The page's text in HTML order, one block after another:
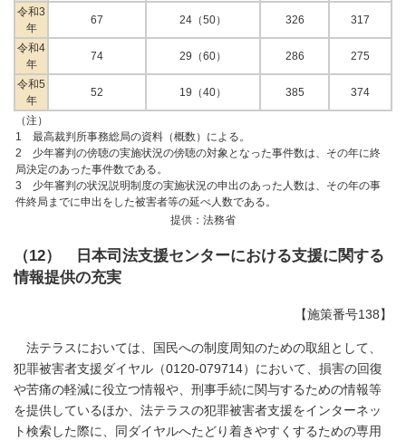
令和3
年
67 24（50） 326 317
令和4
年
74 29（60） 286 275
令和5
年
52 19（40） 385 374
（注）
1 最高裁判所事務総局の資料（概数）による。
2 少年審判の傍聴の実施状況の傍聴の対象となった事件数は、その年に終
局決定のあった事件数である。
3 少年審判の状況説明制度の実施状況の申出のあった人数は、その年の事
件終局までに申出をした被害者等の延べ人数である。
提供：法務省
（12） 日本司法支援センターにおける支援に関する
情報提供の充実
【施策番号138】
法テラスにおいては、国民への制度周知のための取組として、
犯罪被害者支援ダイヤル（0120-079714）において、損害の回復
や苦痛の軽減に役立つ情報や、刑事手続に関与するための情報等
を提供しているほか、法テラスの犯罪被害者支援をインターネッ
ト検索した際に、同ダイヤルへたどり着きやすくするための専用